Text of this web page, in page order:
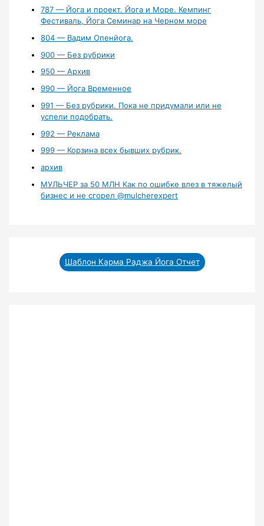
787 — Йога и проект. Йога и Море. Кемпинг
Фестиваль, Йога Семинар на Черном море
804 — Вадим Опенйога.
900 — Без рубрики
950 — Архив
990 — Йога Временное
991 — Без рубрики. Пока не придумали или не
успели подобрать.
992 — Реклама
999 — Корзина всех бывших рубрик.
архив
МУЛЬЧЕР за 50 МЛН Как по ошибке влез в тяжелый
бизнес и не сгорел ‪@mulcherexpert‬​
Шаблон Карма Раджа Йога Отчет